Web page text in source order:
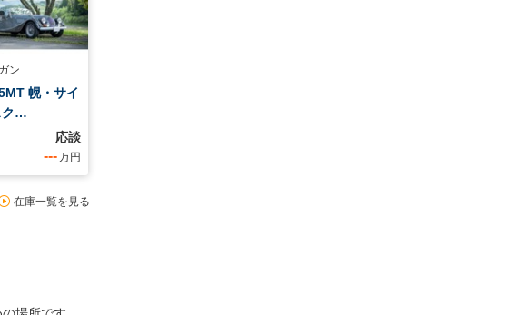
ン
幌・サイ
ク…
応談
---万円
在庫一覧を見る